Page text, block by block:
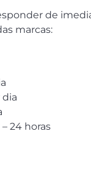
de
marcas:
dia
24 horas